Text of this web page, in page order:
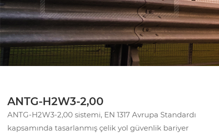
ANTG-H2W3-2,00
ANTG-H2W3-2,00 sistemi, EN 1317 Avrupa Standardı
kapsamında tasarlanmış çelik yol güvenlik bariyer